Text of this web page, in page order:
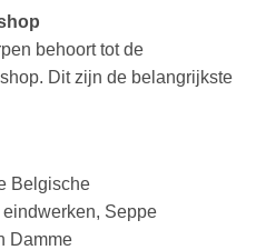
behoort tot de
Dit zijn de belangrijkste
Belgische
Seppe
Damme